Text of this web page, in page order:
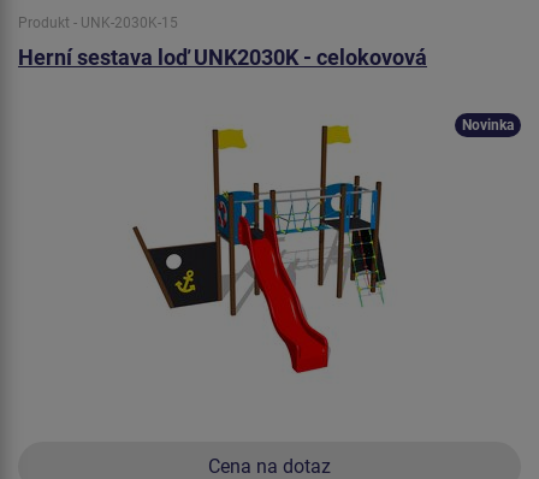
Produkt - UNK-2030K-15
Herní sestava loď UNK2030K - celokovová
Cena na dotaz
Novinka